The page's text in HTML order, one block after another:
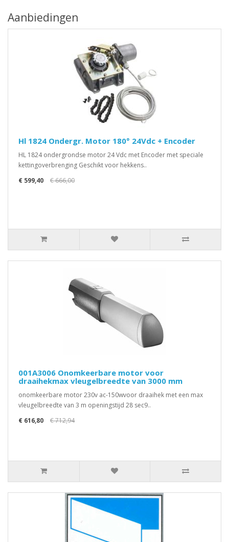
Aanbiedingen
Hl 1824 Ondergr. Motor 180° 24Vdc + Encoder
HL 1824 ondergrondse motor 24 Vdc met Encoder met speciale
kettingoverbrenging Geschikt voor hekkens..
€ 599,40
€ 666,00
001A3006 Onomkeerbare motor voor
draaihekmax vleugelbreedte van 3000 mm
onomkeerbare motor 230v ac-150wvoor draaihek met een max
vleugelbreedte van 3 m openingstijd 28 sec9..
€ 616,80
€ 712,94